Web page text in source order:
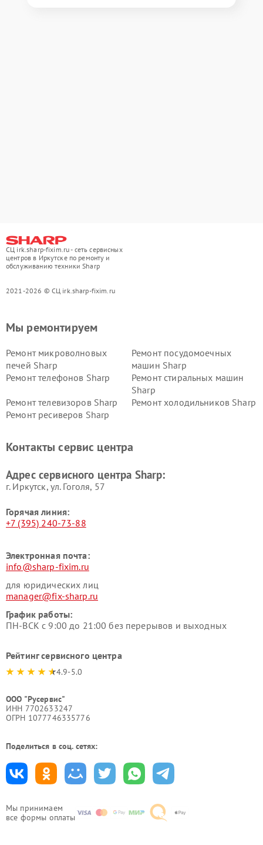
СЦ irk.sharp-fixim.ru - сеть сервисных
центров в Иркутске по ремонту и
обслуживанию техники Sharp
2021-2026 © СЦ irk.sharp-fixim.ru
Мы принимаем
все формы оплаты
Мы ремонтируем
Ремонт микроволновых
печей Sharp
Ремонт посудомоечных
машин Sharp
Ремонт телефонов Sharp
Ремонт стиральных машин
Sharp
Ремонт телевизоров Sharp
Ремонт холодильников Sharp
Ремонт ресиверов Sharp
Контакты сервис центра
Адрес сервисного центра Sharp:
г. Иркутск, ул. ​Гоголя, 57
Горячая линия:
+7 (395) 240-73-88
Электронная почта:
info@sharp-fixim.ru
для юридических лиц
manager@fix-sharp.ru
График работы:
ПН-ВСК с 9:00 до 21:00 без перерывов и выходных
Рейтинг сервисного центра
4.9-5.0
ООО "Русервис"
ИНН 7702633247
ОГРН 1077746335776
Поделиться в соц. сетях: